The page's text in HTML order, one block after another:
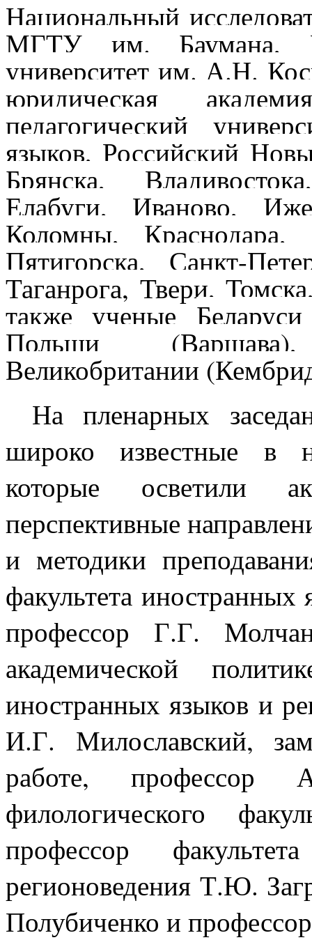
Национальный
МГТУ им. Баумана,
университет им. А.Н.
юридическая
педагогический
языков, Российский
Брянска,
Елабуги, Иваново,
Коломны,
Пятигорска, Санкт-
Таганрога, Твери,
также ученые
Польши
Великобритании
На пленарных
широко известные в
которые осветили
перспективные
и методики
факультета
профессор Г.Г.
академической
иностранных языков и
И.Г. Милославский,
работе, профессор
филологического
профессор
регионоведения Т.Ю.
Полубиченко и